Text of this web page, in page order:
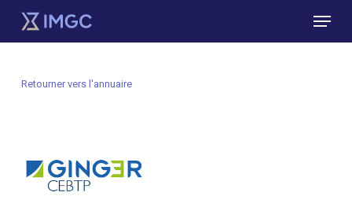
Skip
Menu
Retourner vers l'annuaire